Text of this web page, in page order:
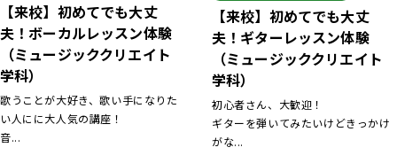
【来校】初めてでも大丈
夫！ボーカルレッスン体験
（ミュージッククリエイト
学科）
歌うことが大好き、歌い手になりた
い人にに大人気の講座！
音...
【来校】初めてでも大丈
夫！ギターレッスン体験
（ミュージッククリエイト
学科）
初心者さん、大歓迎！
ギターを弾いてみたいけどきっかけ
がな...